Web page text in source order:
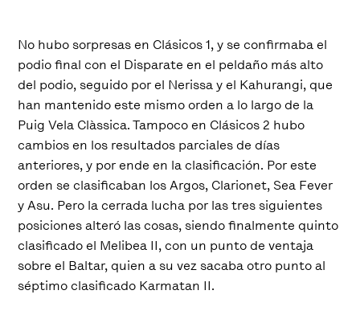
No hubo sorpresas en Clásicos 1, y se confirmaba el
podio final con el Disparate en el peldaño más alto
del podio, seguido por el Nerissa y el Kahurangi, que
han mantenido este mismo orden a lo largo de la
Puig Vela Clàssica. Tampoco en Clásicos 2 hubo
cambios en los resultados parciales de días
anteriores, y por ende en la clasificación. Por este
orden se clasificaban los Argos, Clarionet, Sea Fever
y Asu. Pero la cerrada lucha por las tres siguientes
posiciones alteró las cosas, siendo finalmente quinto
clasificado el Melibea II, con un punto de ventaja
sobre el Baltar, quien a su vez sacaba otro punto al
séptimo clasificado Karmatan II.